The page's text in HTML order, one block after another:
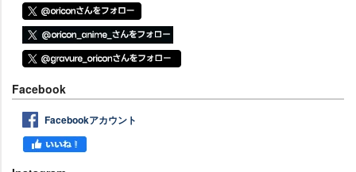
Facebook
Facebookアカウント